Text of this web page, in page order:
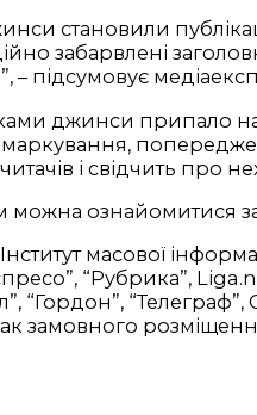
становили
забарвлені
– підсумовує
джинси припало
і свідчить про
можна ознайомитися
масової
“Рубрика”,
“Гордон”,
замовного